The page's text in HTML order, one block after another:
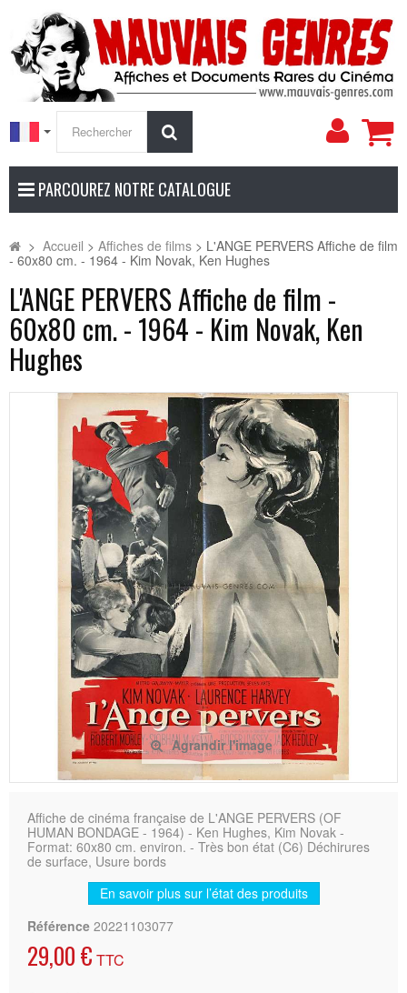
Mon
PARCOUREZ NOTRE CATALOGUE
> Accueil > Affiches de films > L'ANGE PERVERS Affiche de film
- 60x80 cm. - 1964 - Kim Novak, Ken Hughes
L'ANGE PERVERS Affiche de film -
60x80 cm. - 1964 - Kim Novak, Ken
Hughes
Agrandir l'image
Affiche de cinéma française de L'ANGE PERVERS (OF
HUMAN BONDAGE - 1964) - Ken Hughes, Kim Novak -
Format: 60x80 cm. environ. - Très bon état (C6) Déchirures
de surface, Usure bords
En savoir plus sur l’état des produits
Référence 20221103077
29,00 € TTC